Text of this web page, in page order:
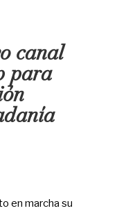
canal
para
en marcha su